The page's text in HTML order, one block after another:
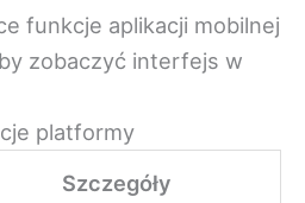
funkcje aplikacji mobilnej
zobaczyć interfejs w
platformy
Szczegóły